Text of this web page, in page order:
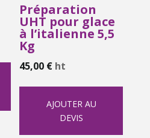
Préparation
UHT pour glace
à l’italienne 5,5
Kg
45,00 € ht
AJOUTER AU
DEVIS